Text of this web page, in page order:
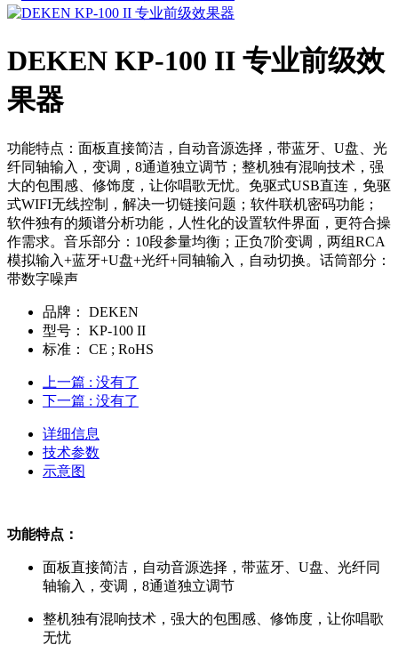
DEKEN KP-100 II 专业前级效
果器
功能特点：面板直接简洁，自动音源选择，带蓝牙、U盘、光
纤同轴输入，变调，8通道独立调节；整机独有混响技术，强
大的包围感、修饰度，让你唱歌无忧。免驱式USB直连，免驱
式WIFI无线控制，解决一切链接问题；软件联机密码功能；
软件独有的频谱分析功能，人性化的设置软件界面，更符合操
作需求。音乐部分：10段参量均衡；正负7阶变调，两组RCA
模拟输入+蓝牙+U盘+光纤+同轴输入，自动切换。话筒部分：
带数字噪声
品牌：
DEKEN
型号：
KP-100 II
标准：
CE ; RoHS
上一篇 : 没有了
下一篇 : 没有了
详细信息
技术参数
示意图
功能特点：
面板直接简洁，自动音源选择，带蓝牙、U盘、光纤同
轴输入，变调，8通道独立调节
整机独有混响技术，强大的包围感、修饰度，让你唱歌
无忧